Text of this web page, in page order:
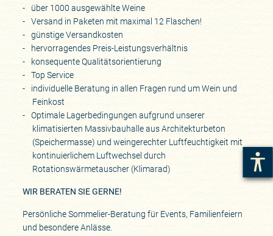
über 1000 ausgewählte Weine
Versand in Paketen mit maximal 12 Flaschen!
günstige Versandkosten
hervorragendes Preis-Leistungsverhältnis
konsequente Qualitätsorientierung
Top Service
individuelle Beratung in allen Fragen rund um Wein und
Feinkost
Optimale Lagerbedingungen aufgrund unserer
klimatisierten Massivbauhalle aus Architekturbeton
(Speichermasse) und weingerechter Luftfeuchtigkeit mit
kontinuierlichem Luftwechsel durch
Rotationswärmetauscher (Klimarad)
WIR BERATEN SIE GERNE!
Persönliche Sommelier-Beratung für Events, Familienfeiern
und besondere Anlässe.